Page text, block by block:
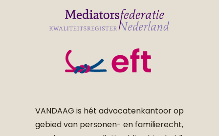
VANDAAG is hét advocatenkantoor op
gebied van personen- en familierecht,